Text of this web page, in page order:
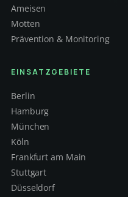
Ameisen
Motten
Prävention & Monitoring
EINSATZGEBIETE
Berlin
Hamburg
München
Köln
Frankfurt am Main
Stuttgart
Düsseldorf